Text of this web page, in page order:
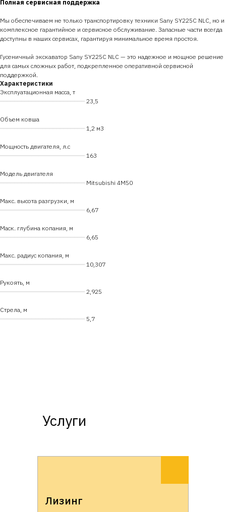
Полная сервисная поддержка
Мы обеспечиваем не только транспортировку техники Sany SY225C NLC, но и
комплексное гарантийное и сервисное обслуживание. Запасные части всегда
доступны в наших сервисах, гарантируя минимальное время простоя.
Гусеничный экскаватор Sany SY225C NLC — это надежное и мощное решение
для самых сложных работ, подкрепленное оперативной сервисной
поддержкой.
Характеристики
Эксплуатационная масса, т
━━━━━━━━━━━━━━━━━━━━━━━━ 23,5
Объем ковша
━━━━━━━━━━━━━━━━━━━━━━━━ 1,2 м3
Мощность двигателя, л.с
━━━━━━━━━━━━━━━━━━━━━━━━ 163
Модель двигателя
━━━━━━━━━━━━━━━━━━━━━━━━ Mitsubishi 4M50
Макс. высота разгрузки, м
━━━━━━━━━━━━━━━━━━━━━━━━ 6,67
Маск. глубина копания, м
━━━━━━━━━━━━━━━━━━━━━━━━ 6,65
Макс. радиус копания, м
━━━━━━━━━━━━━━━━━━━━━━━━ 10,307
Рукоять, м
━━━━━━━━━━━━━━━━━━━━━━━━ 2,925
Стрела, м
━━━━━━━━━━━━━━━━━━━━━━━━ 5,7
Услуги
Лизинг